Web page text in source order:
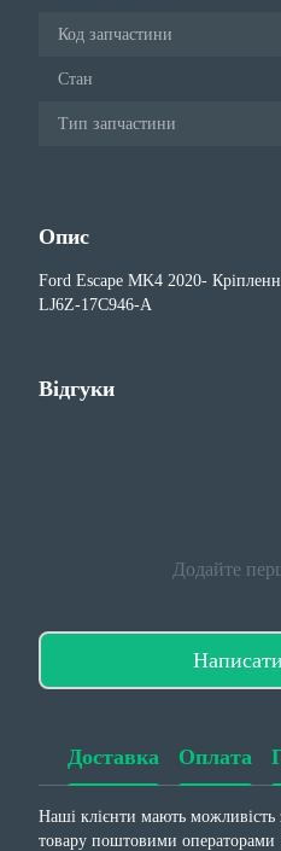
Код запчастини
Стан
Тип запчастини
Опис
Ford Escape MK4 2020-
LJ6Z-17C946-A
Відгуки
Додайте
Доставка Оплата
Наші клієнти мають можливість
товару поштовими операторами